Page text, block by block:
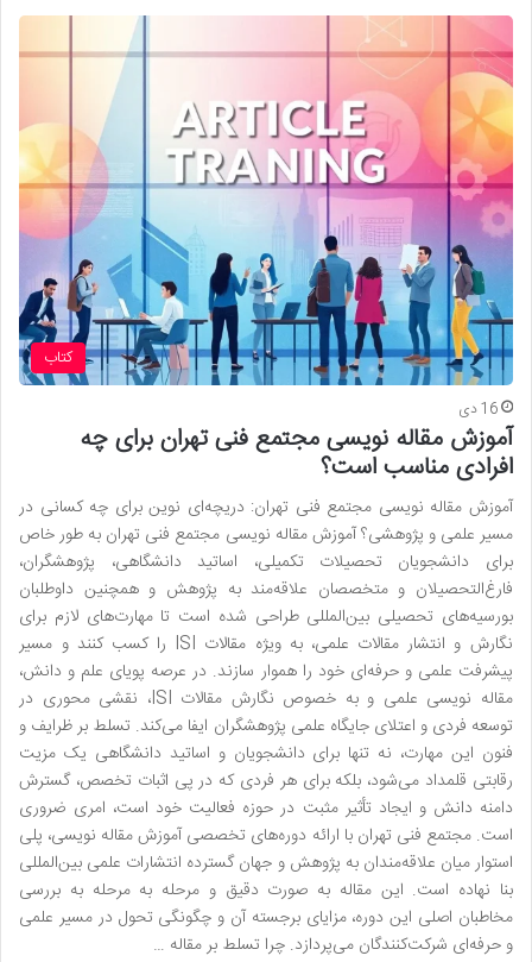
کتاب
16 دی
آموزش مقاله نویسی مجتمع فنی تهران برای چه
افرادی مناسب است؟
آموزش مقاله نویسی مجتمع فنی تهران: دریچه‌ای نوین برای چه کسانی در
مسیر علمی و پژوهشی؟ آموزش مقاله نویسی مجتمع فنی تهران به طور خاص
برای دانشجویان تحصیلات تکمیلی، اساتید دانشگاهی، پژوهشگران،
فارغ‌التحصیلان و متخصصان علاقه‌مند به پژوهش و همچنین داوطلبان
بورسیه‌های تحصیلی بین‌المللی طراحی شده است تا مهارت‌های لازم برای
نگارش و انتشار مقالات علمی، به ویژه مقالات ISI را کسب کنند و مسیر
پیشرفت علمی و حرفه‌ای خود را هموار سازند. در عرصه پویای علم و دانش،
مقاله نویسی علمی و به خصوص نگارش مقالات ISI، نقشی محوری در
توسعه فردی و اعتلای جایگاه علمی پژوهشگران ایفا می‌کند. تسلط بر ظرایف و
فنون این مهارت، نه تنها برای دانشجویان و اساتید دانشگاهی یک مزیت
رقابتی قلمداد می‌شود، بلکه برای هر فردی که در پی اثبات تخصص، گسترش
دامنه دانش و ایجاد تأثیر مثبت در حوزه فعالیت خود است، امری ضروری
است. مجتمع فنی تهران با ارائه دوره‌های تخصصی آموزش مقاله نویسی، پلی
استوار میان علاقه‌مندان به پژوهش و جهان گسترده انتشارات علمی بین‌المللی
بنا نهاده است. این مقاله به صورت دقیق و مرحله به مرحله به بررسی
مخاطبان اصلی این دوره، مزایای برجسته آن و چگونگی تحول در مسیر علمی
و حرفه‌ای شرکت‌کنندگان می‌پردازد. چرا تسلط بر مقاله …